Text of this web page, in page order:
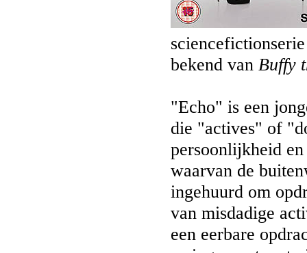
bekend van Buffy
"Echo" is een
die "actives" of
persoonlijkheid
waarvan de
ingehuurd om
van misdadige
een eerbare